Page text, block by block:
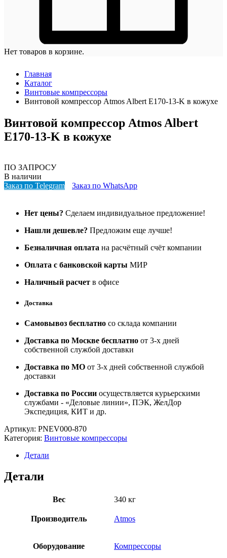
Нет товаров в корзине.
Главная
Каталог
Винтовые компрессоры
Винтовой компрессор Atmos Albert E170-13-K в кожухе
Винтовой компрессор Atmos Albert
E170-13-K в кожухе
ПО ЗАПРОСУ
В наличии
Заказ по Telegram
Заказ по WhatsApp
Нет цены? Сделаем индивидуальное предложение!
Нашли дешевле? Предложим еще лучше!
Безналичная оплата на расчётный счёт компании
Оплата с банковской карты МИР
Наличный расчет в офисе
Доставка
Самовывоз бесплатно со склада компании
Доставка по Москве бесплатно от 3-х дней
собственной службой доставки
Доставка по МО от 3-х дней собственной службой
доставки
Доставка по России осуществляется курьерскими
службами - «Деловые линии», ПЭК, ЖелДор
Экспедиция, КИТ и др.
Артикул: PNEV000-870
Категория: Винтовые компрессоры
Детали
Детали
Вес 340 кг
Производитель Atmos
Оборудование Компрессоры